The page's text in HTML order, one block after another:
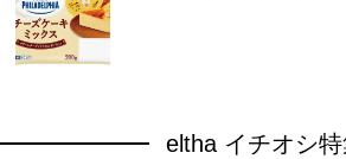
eltha イチオシ